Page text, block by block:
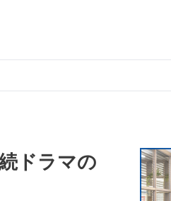
ドラマの